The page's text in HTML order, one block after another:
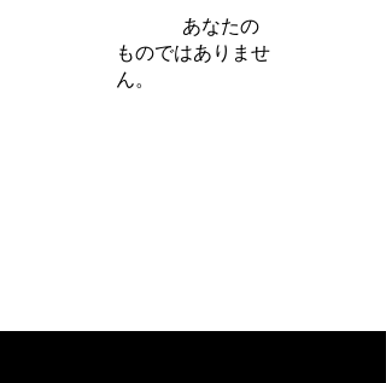
あなたの
ものではありませ
ん。